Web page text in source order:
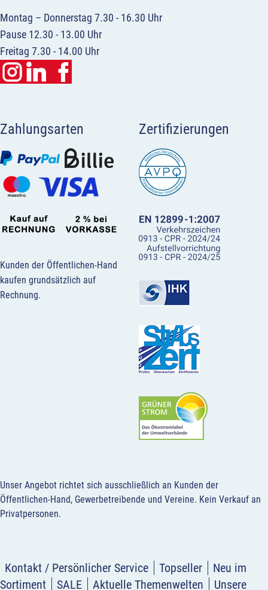
Montag – Donnerstag 7.30 - 16.30 Uhr
Pause 12.30 - 13.00 Uhr
Freitag 7.30 - 14.00 Uhr
Zahlungsarten
Kunden der Öffentlichen-Hand
kaufen grundsätzlich auf
Rechnung.
Zertifizierungen
Unser Angebot richtet sich ausschließlich an Kunden der
Öffentlichen-Hand, Gewerbetreibende und Vereine. Kein Verkauf an
Privatpersonen.
Kontakt / Persönlicher Service Topseller
Neu im
Sortiment
SALE Aktuelle Themenwelten Unsere